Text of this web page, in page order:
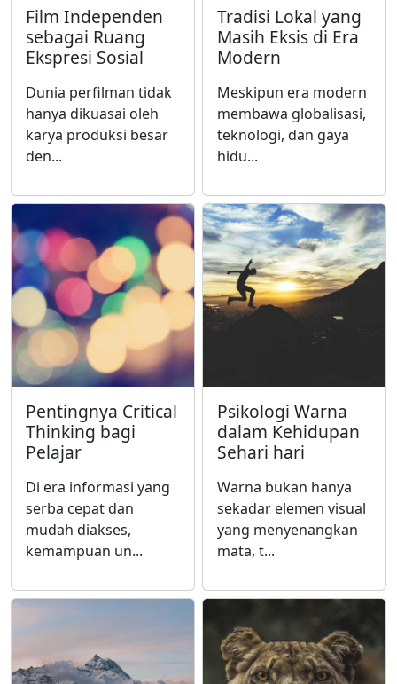
Film Independen
sebagai Ruang
Ekspresi Sosial
Dunia perfilman tidak
hanya dikuasai oleh
karya produksi besar
den...
Tradisi Lokal yang
Masih Eksis di Era
Modern
Meskipun era modern
membawa globalisasi,
teknologi, dan gaya
hidu...
Pentingnya Critical
Thinking bagi
Pelajar
Di era informasi yang
serba cepat dan
mudah diakses,
kemampuan un...
Psikologi Warna
dalam Kehidupan
Sehari hari
Warna bukan hanya
sekadar elemen visual
yang menyenangkan
mata, t...